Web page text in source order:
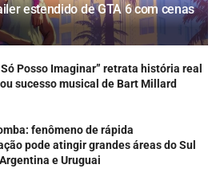
estendido de GTA 6 com cenas
Posso Imaginar” retrata história real
sucesso musical de Bart Millard
fenômeno de rápida
pode atingir grandes áreas do Sul
e Uruguai